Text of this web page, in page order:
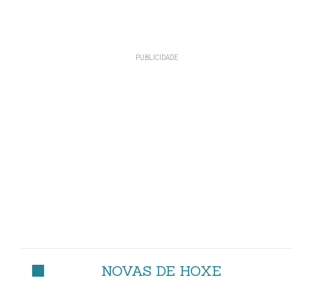
NOVAS DE HOXE